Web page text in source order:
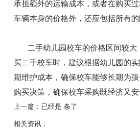
承担额外的运输成本，或者在购买
车辆本身的价格外，还应包括所有的
二手幼儿园校车的价格区间较
买二手校车时，建议根据幼儿园的
期维护成本，确保校车能够长期为
购买决策，确保校车采购既经济又
上一篇：已经是 条了
相关资讯：